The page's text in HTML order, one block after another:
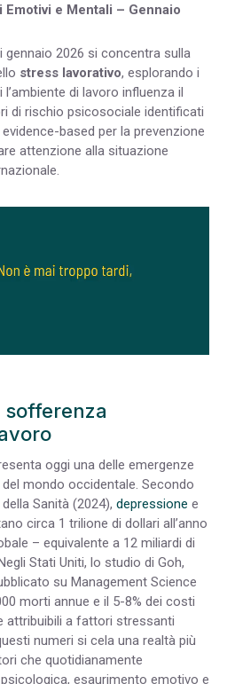
e Mentali – Gennaio
gennaio 2026 si concentra sulla
stress lavorativo, esplorando i
di lavoro influenza il
di rischio psicosociale identificati
based per la prevenzione
attenzione alla situazione
sofferenza
oggi una delle emergenze
mondo occidentale. Secondo
Sanità (2024), depressione e
circa 1 trilione di dollari all’anno
– equivalente a 12 miliardi di
Stati Uniti, lo studio di Goh,
su Management Science
morti annue e il 5-8% dei costi
attribuibili a fattori stressanti
numeri si cela una realtà più
che quotidianamente
esaurimento emotivo e